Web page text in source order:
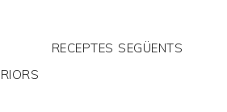
RECEPTES SEGÜENTS